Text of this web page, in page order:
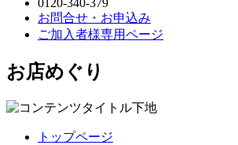
お問合せ・お申込み
ご加入者様専用ページ
お店めぐり
トップページ